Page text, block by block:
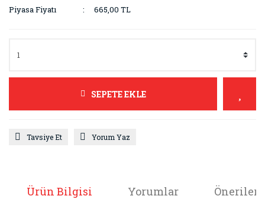
Piyasa Fiyatı
665,00 TL
SEPETE EKLE
Tavsiye Et Yorum Yaz
Ürün Bilgisi Yorumlar